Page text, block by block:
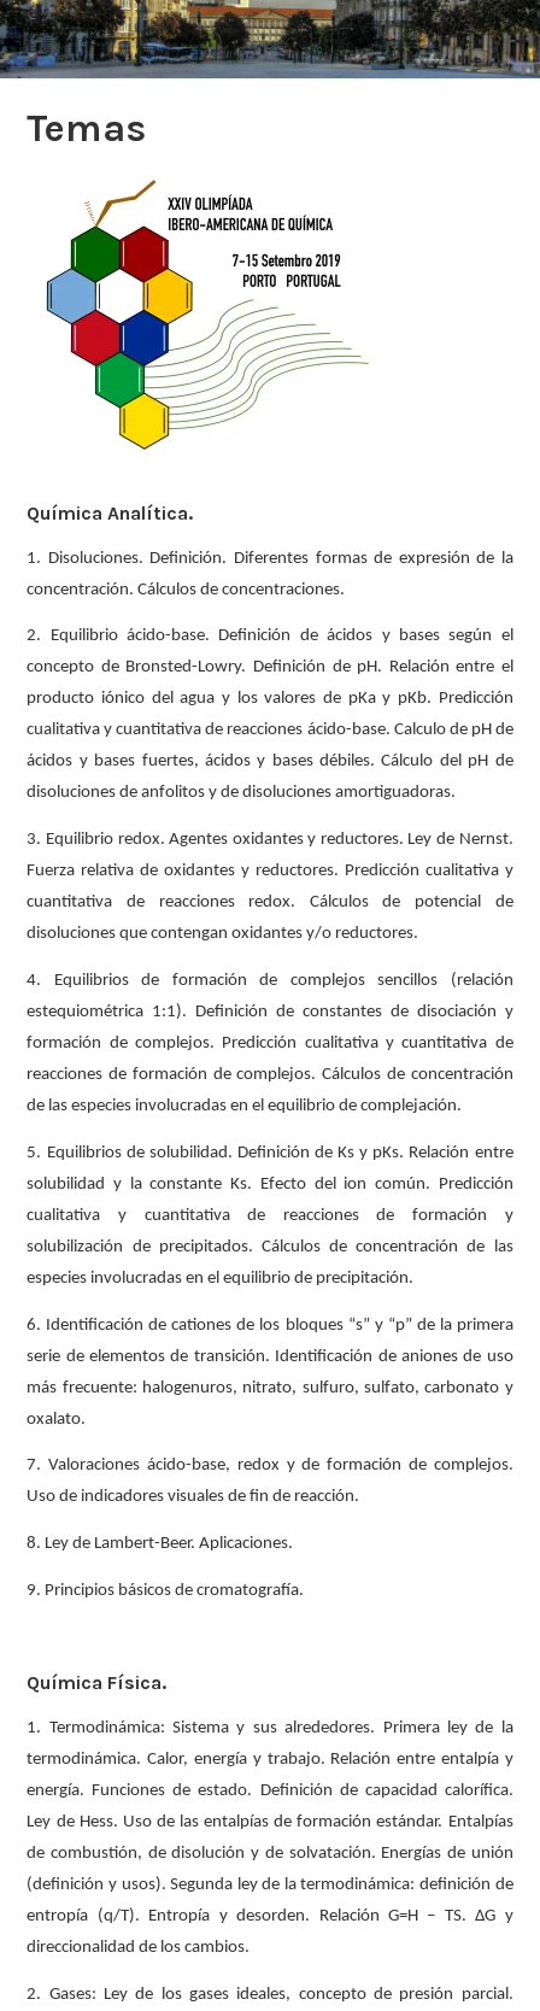
Temas
Química Analítica.
1. Disoluciones. Definición. Diferentes formas de expresión de la
concentración. Cálculos de concentraciones.
2. Equilibrio ácido-base. Definición de ácidos y bases según el
concepto de Bronsted-Lowry. Definición de pH. Relación entre el
producto iónico del agua y los valores de pKa y pKb. Predicción
cualitativa y cuantitativa de reacciones ácido-base. Calculo de pH de
ácidos y bases fuertes, ácidos y bases débiles. Cálculo del pH de
disoluciones de anfolitos y de disoluciones amortiguadoras.
3. Equilibrio redox. Agentes oxidantes y reductores. Ley de Nernst.
Fuerza relativa de oxidantes y reductores. Predicción cualitativa y
cuantitativa de reacciones redox. Cálculos de potencial de
disoluciones que contengan oxidantes y/o reductores.
4. Equilibrios de formación de complejos sencillos (relación
estequiométrica 1:1). Definición de constantes de disociación y
formación de complejos. Predicción cualitativa y cuantitativa de
reacciones de formación de complejos. Cálculos de concentración
de las especies involucradas en el equilibrio de complejación.
5. Equilibrios de solubilidad. Definición de Ks y pKs. Relación entre
solubilidad y la constante Ks. Efecto del ion común. Predicción
cualitativa y cuantitativa de reacciones de formación y
solubilización de precipitados. Cálculos de concentración de las
especies involucradas en el equilibrio de precipitación.
6. Identificación de cationes de los bloques “s” y “p” de la primera
serie de elementos de transición. Identificación de aniones de uso
más frecuente: halogenuros, nitrato, sulfuro, sulfato, carbonato y
oxalato.
7. Valoraciones ácido-base, redox y de formación de complejos.
Uso de indicadores visuales de fin de reacción.
8. Ley de Lambert-Beer. Aplicaciones.
9. Principios básicos de cromatografía.
Química Física.
1. Termodinámica: Sistema y sus alrededores. Primera ley de la
termodinámica. Calor, energía y trabajo. Relación entre entalpía y
energía. Funciones de estado. Definición de capacidad calorífica.
Ley de Hess. Uso de las entalpías de formación estándar. Entalpías
de combustión, de disolución y de solvatación. Energías de unión
(definición y usos). Segunda ley de la termodinámica: definición de
entropía (q/T). Entropía y desorden. Relación G=H – TS. ΔG y
direccionalidad de los cambios.
2. Gases: Ley de los gases ideales, concepto de presión parcial.